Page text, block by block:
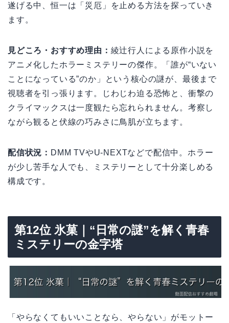
遂げる中、恒一は「災厄」を止める方法を探っていき
ます。
見どころ・おすすめ理由： 綾辻行人による原作小説を
アニメ化したホラーミステリーの傑作。「誰が“いない
ことになっている”のか」という核心の謎が、最後まで
視聴者を引っ張ります。じわじわ迫る恐怖と、衝撃の
クライマックスは一度観たら忘れられません。考察し
ながら観ると伏線の巧みさに鳥肌が立ちます。
配信状況： DMM TVやU-NEXTなどで配信中。ホラー
が少し苦手な人でも、ミステリーとして十分楽しめる
構成です。
第12位 氷菓｜“日常の謎”を解く青春
ミステリーの金字塔
「やらなくてもいいことなら、やらない」がモットー